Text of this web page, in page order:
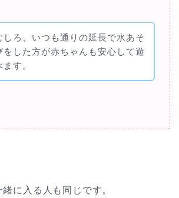
しろ、いつも通りの延長で水あそ
をした方が赤ちゃんも安心して遊
ます。
に入る人も同じです。